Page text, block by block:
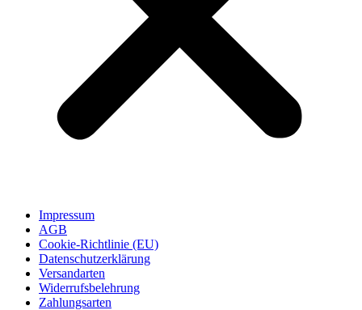
Impressum
AGB
Cookie-Richtlinie (EU)
Datenschutzerklärung
Versandarten
Widerrufsbelehrung
Zahlungsarten